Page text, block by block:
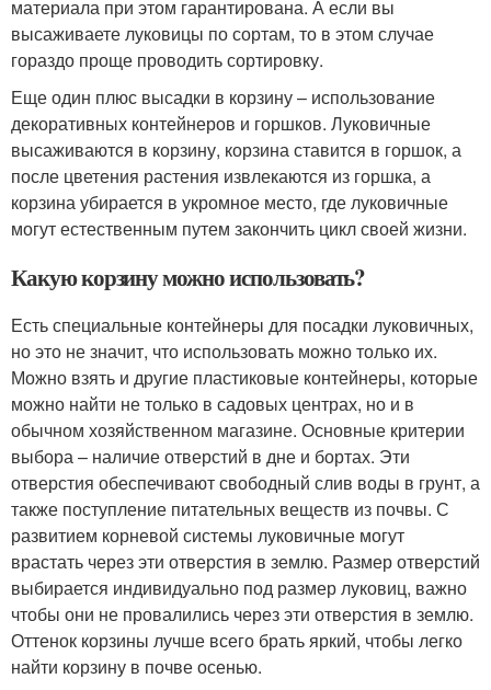
материала при этом гарантирована. А если вы
высаживаете луковицы по сортам, то в этом случае
гораздо проще проводить сортировку.
Еще один плюс высадки в корзину – использование
декоративных контейнеров и горшков. Луковичные
высаживаются в корзину, корзина ставится в горшок, а
после цветения растения извлекаются из горшка, а
корзина убирается в укромное место, где луковичные
могут естественным путем закончить цикл своей жизни.
Какую корзину можно использовать?
Есть специальные контейнеры для посадки луковичных,
но это не значит, что использовать можно только их.
Можно взять и другие пластиковые контейнеры, которые
можно найти не только в садовых центрах, но и в
обычном хозяйственном магазине. Основные критерии
выбора – наличие отверстий в дне и бортах. Эти
отверстия обеспечивают свободный слив воды в грунт, а
также поступление питательных веществ из почвы. С
развитием корневой системы луковичные могут
врастать через эти отверстия в землю. Размер отверстий
выбирается индивидуально под размер луковиц, важно
чтобы они не провалились через эти отверстия в землю.
Оттенок корзины лучше всего брать яркий, чтобы легко
найти корзину в почве осенью.